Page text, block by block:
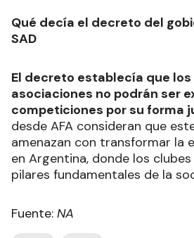
Qué decía el decreto del
SAD
El decreto establecía que
asociaciones no podrán ser
competiciones por su forma
desde AFA consideran que
amenazan con transformar la
en Argentina, donde los
pilares fundamentales de la
Fuente: NA